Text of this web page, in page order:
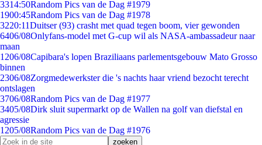
3314:50Random Pics van de Dag #1979
1900:45Random Pics van de Dag #1978
3220:11Duitser (93) crasht met quad tegen boom, vier gewonden
6406/08Onlyfans-model met G-cup wil als NASA-ambassadeur naar
maan
1206/08Capibara's lopen Braziliaans parlementsgebouw Mato Grosso
binnen
2306/08Zorgmedewerkster die 's nachts haar vriend bezocht terecht
ontslagen
3706/08Random Pics van de Dag #1977
3405/08Dirk sluit supermarkt op de Wallen na golf van diefstal en
agressie
1205/08Random Pics van de Dag #1976